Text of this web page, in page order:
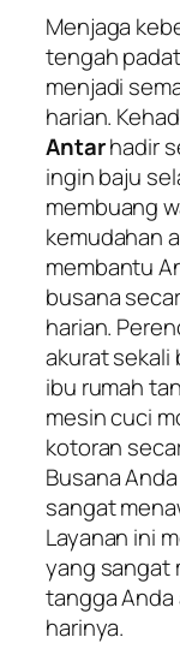
Menjaga
tengah
menjadi
harian.
Antarhadir
ingin baju
membuang
kemudahan
membantu
busana
harian.
akurat sekali
ibu rumah
mesin cuci
kotoran
Busana
sangat
Layanan ini
yang sangat
tangga Anda
harinya.